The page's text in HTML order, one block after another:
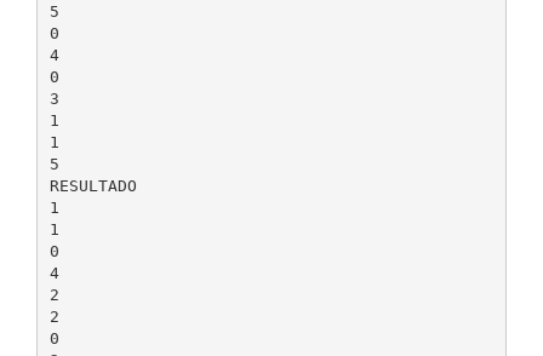
5
0
4
0
3
1
1
5
RESULTADO
1
1
0
4
2
2
0